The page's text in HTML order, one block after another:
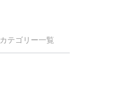
カテゴリー一覧